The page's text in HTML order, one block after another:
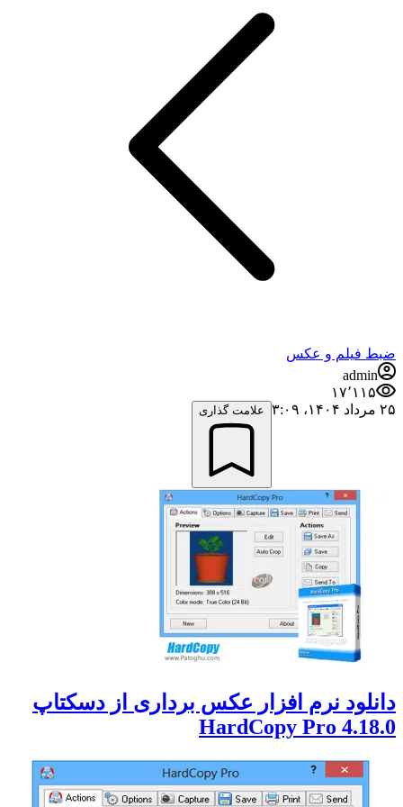
ضبط فيلم و عكس
admin
۱۷٬۱۱۵
۲۵ مرداد ۱۴۰۴،‏ ۳:۰۹
علامت گذاری
دانلود نرم افزار عکس برداری از دسکتاپ
HardCopy Pro 4.18.0